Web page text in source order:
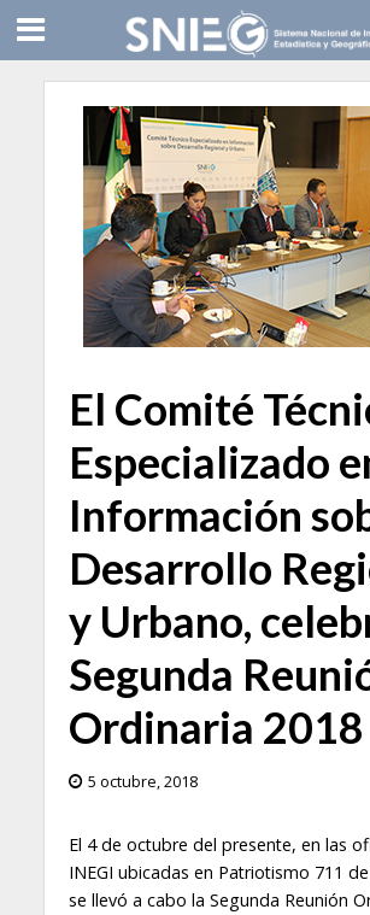
El Comité
Especializado
Información
Desarrollo
y Urbano,
Segunda
Ordinaria 2018
5 octubre, 2018
El 4 de octubre del presente, en las
INEGI ubicadas en Patriotismo 711
se llevó a cabo la Segunda Reunión